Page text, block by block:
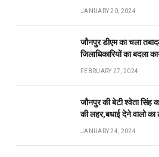
JANUARY 20, 2024
जौनपुर डीएम का चला
जिलाधिकारियों का बदला
FEBRUARY 27, 2024
जौनपुर की बेटी श्वेता सिंह
की लहर,बधाई देने वालो का
JANUARY 24, 2024